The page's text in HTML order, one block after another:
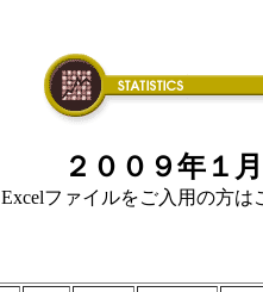
２００９年１
Excelファイルをご入用の方は